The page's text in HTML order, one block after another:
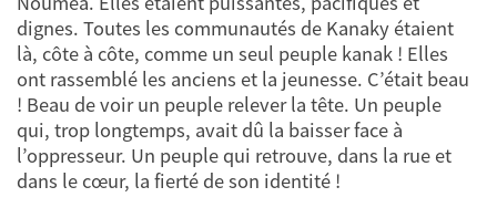
dignes. Toutes les communautés de Kanaky étaient
là, côte à côte, comme un seul peuple kanak ! Elles
ont rassemblé les anciens et la jeunesse. C’était beau
! Beau de voir un peuple relever la tête. Un peuple
qui, trop longtemps, avait dû la baisser face à
l’oppresseur. Un peuple qui retrouve, dans la rue et
dans le cœur, la fierté de son identité !